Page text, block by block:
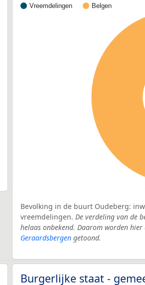
Vreemdelingen Belgen
Bevolking in de buurt Oudeberg:
vreemdelingen. De verdeling van de
helaas onbekend. Daarom worden
Geraardsbergen getoond.
Burgerlijke staat -